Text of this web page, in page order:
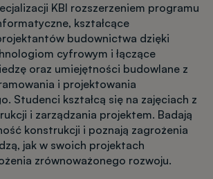
KBI rozszerzeniem programu
kształcące
budownictwa dzięki
cyfrowym i łączące
oraz umiejętności budowlane z
i projektowania
Studenci kształcą się na zajęciach z
i zarządzania projektem. Badają
konstrukcji i poznają zagrożenia
jak w swoich projektach
zrównoważonego rozwoju.